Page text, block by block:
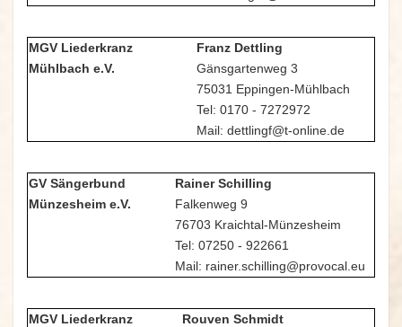
MGV Liederkranz
Franz Dettling
Mühlbach e.V.
Gänsgartenweg 3
75031 Eppingen-Mühlbach
Tel: 0170 - 7272972
Mail: dettlingf@t-online.de
GV Sängerbund
Rainer Schilling
Münzesheim e.V.
Falkenweg 9
76703 Kraichtal-Münzesheim
Tel: 07250 - 922661
Mail: rainer.schilling@provocal.eu
MGV Liederkranz
Rouven Schmidt